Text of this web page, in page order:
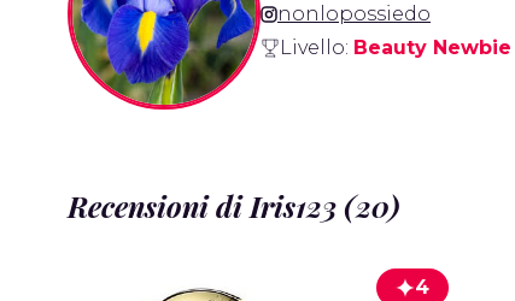
nonlopossiedo
Livello: Beauty Newbie
Recensioni di Iris123 (20)
4